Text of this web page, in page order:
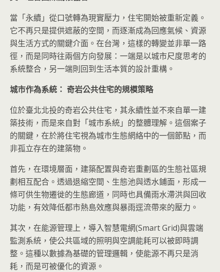
當「永續」從口號轉為現實壓力，住宅開始被重新定義。
它不再只是提供遮蔽的空間，而逐漸成為回應氣候、資源
與生活方式的關鍵介面。在台灣，這樣的轉變並非單一路
徑，而是同時往兩個方向發展：一端是以城市尺度思考的
系統整合，另一端則回到生活本質的設計重構。
城市作為系統： 奇岩公共住宅的規模策略
位於臺北北投的奇岩公共住宅，其永續性並不來自單一建
築技術，而是來自對「城市系統」的整體理解。這個案子
的關鍵，在於將住宅視為城市生態網絡中的一個節點，而
非孤立存在的建築物。
首先，在環境層面，建築配置與奇岩重劃區的生態社區規
劃相互配合。透過退縮空間、生態池與透水鋪面，形成一
條可供生物遷徙的生態廊道，同時也具備雨水滯洪與回收
功能，有效降低都市熱島效應與暴雨逕流帶來的壓力。
其次，在能源管理上，導入智慧電網(Smart Grid)與雲端
監測系統，使公共區域的照明與空調能耗可以被即時調
整。這種以數據為基礎的管理邏輯，使能源不再只是消
耗，而是可被優化的資源。